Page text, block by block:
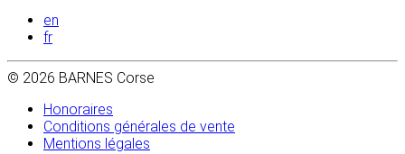
en
fr
© 2026 BARNES Corse
Honoraires
Conditions générales de vente
Mentions légales